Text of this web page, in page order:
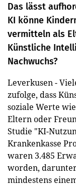
Das lässt
KI könne
vermitteln als
Künstliche
Nachwuchs?
Leverkusen -
zufolge, dass
soziale Werte
Eltern oder
Studie "KI-
Krankenkasse
waren 3.485
worden,
mindestens